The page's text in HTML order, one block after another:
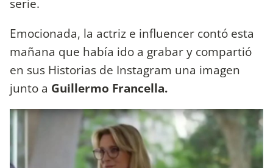
Emocionada, la actriz e influencer contó esta
mañana que había ido a grabar y compartió
en sus Historias de Instagram una imagen
junto a Guillermo Francella.